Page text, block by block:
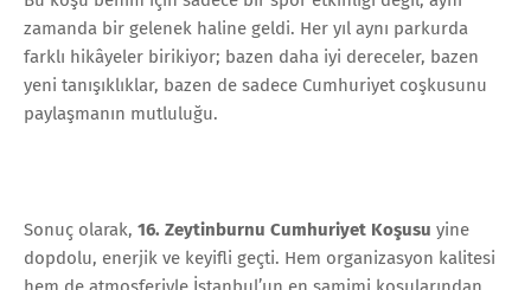
zamanda bir gelenek haline geldi. Her yıl aynı parkurda
farklı hikâyeler birikiyor; bazen daha iyi dereceler, bazen
yeni tanışıklıklar, bazen de sadece Cumhuriyet coşkusunu
paylaşmanın mutluluğu.
Sonuç olarak, 16. Zeytinburnu Cumhuriyet Koşusu yine
dopdolu, enerjik ve keyifli geçti. Hem organizasyon kalitesi